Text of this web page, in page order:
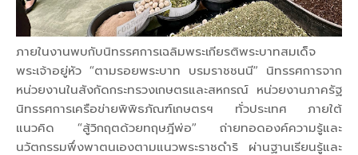
ภายในงานพบกับนิทรรศการเฉลิมพระเกียรติพระบาทสมเด็จ
พระเจ้าอยู่หัว “ตามรอยพระบาท บรมราชชนนี” นิทรรศการจาก
หน่วยงานในสังกัดกระทรวงเกษตรและสหกรณ์ หน่วยงานภาครัฐ
นิทรรศการเครือข่ายพิพิธภัณฑ์เกษตรฯ ทั่วประเทศ ภายใต้
แนวคิด “สู้วิกฤตด้วยทฤษฎีพ่อ” ถ่ายทอดองค์ความรู้และ
นวัตกรรมพึ่งพาตนเองตามแนวพระราชดำริ ผ่านฐานเรียนรู้และ